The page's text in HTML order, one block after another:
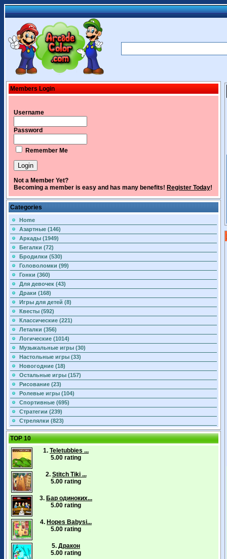
Members Login
Username
Password
Remember Me
Not a Member Yet?
Becoming a member is easy and has many benefits! Register Today!
Categories
Home
Азартные (146)
Аркады (1949)
Бегалки (72)
Бродилки (530)
Головоломки (99)
Гонки (360)
Для девочек (43)
Драки (168)
Игры для детей (8)
Квесты (592)
Классические (221)
Леталки (356)
Логические (1014)
Музыкальные игры (30)
Настольные игры (33)
Новогодние (18)
Остальные игры (157)
Рисование (23)
Ролевые игры (104)
Спортивные (695)
Стратегии (239)
Стрелялки (823)
TOP 10
1. Teletubbies ...
5.00 rating
2. Stitch Tiki ...
5.00 rating
3. Бар одиноких...
5.00 rating
4. Hopes Babysi...
5.00 rating
5. Дракон
5.00 rating